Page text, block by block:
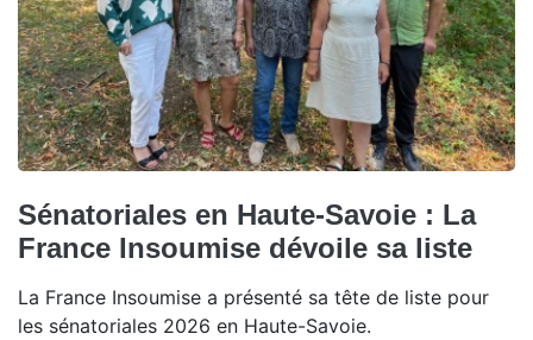
Sénatoriales en Haute-Savoie : La
France Insoumise dévoile sa liste
La France Insoumise a présenté sa tête de liste pour
les sénatoriales 2026 en Haute-Savoie.